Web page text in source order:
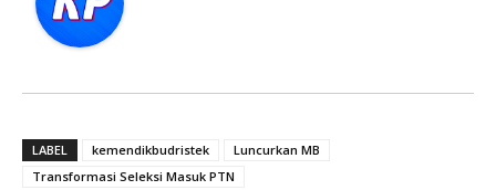
LABEL kemendikbudristek
Luncurkan MB
Transformasi Seleksi Masuk PTN